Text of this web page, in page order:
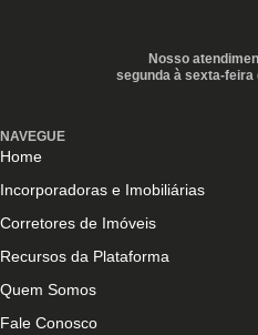
Nosso
segunda à sexta-feira
NAVEGUE
Home
Incorporadoras e Imobiliárias
Corretores de Imóveis
Recursos da Plataforma
Quem Somos
Fale Conosco